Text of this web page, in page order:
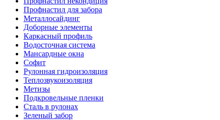
Профнастил для забора
Металлосайдинг
Доборные элементы
Каркасный профиль
Водосточная система
Мансардные окна
Софит
Рулонная гидроизоляция
Теплозвукоизоляция
Метизы
Подкровельные пленки
Сталь в рулонах
Зеленый забор